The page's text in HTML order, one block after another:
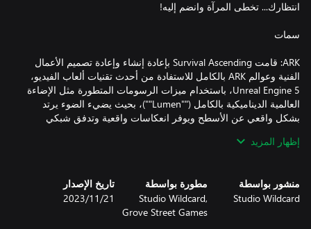
ARK: قامت Survival Ascending بإعادة إنشاء وإعادة تصميم الأعمال
الفنية وعوالم ARK بالكامل للاستفادة من أحدث تقنيات ألعاب الفيديو،
Unreal Engine 5، باستخدام ميزات الرسومات المتطورة مثل الإضاءة
العالمية الديناميكية بالكامل (""Lumen"")، بحيث يضيء الضوء يرتد
بشكل واقعي عن الأسطح ويوفر انعكاسات واقعية وتدفق شبكي
مخلوق بإنشاء موجات وتموجات وبقع وفقاعات أثناء تحركه عبر
السوائل وأوراق الشجر الفيزيائية التفاعلية بالكامل حيث تتفاعل كل
شفرة من العشب والشجيرة والشجرة مع الشخصيات والانفجارات
إظهار المزيد
منشور بواسطة
Studio Wildcard
مطورة بواسطة
Studio Wildcard,
Grove Street Games
تاريخ الإصدار
21‏/11‏/2023